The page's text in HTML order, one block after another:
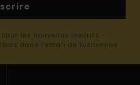
les nouveaux inscrits -
dans l'email de bienvenue